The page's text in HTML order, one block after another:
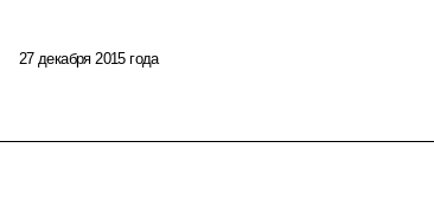
27 декабря 2015 года